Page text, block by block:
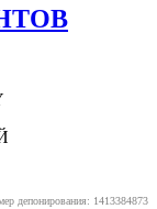
депонирования: 1413384873